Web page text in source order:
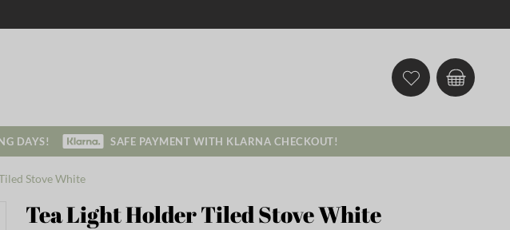
DAYS! SAFE PAYMENT WITH KLARNA CHECKOUT!
Stove White
Tea Light Holder Tiled Stove White